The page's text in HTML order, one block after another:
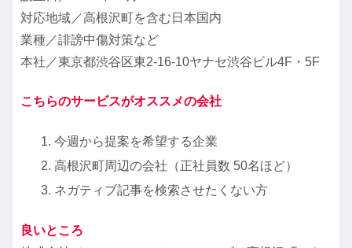
対応地域／高根沢町を含む日本国内
業種／誹謗中傷対策など
本社／東京都渋谷区東2-16-10ヤナセ渋谷ビル4F・5F
こちらのサービスがオススメの会社
今週から提案を希望する企業
高根沢町周辺の会社（正社員数 50名ほど）
ネガティブ記事を検索させたくない方
良いところ